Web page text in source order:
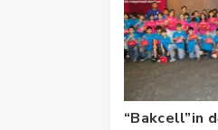
“Bakcell”in